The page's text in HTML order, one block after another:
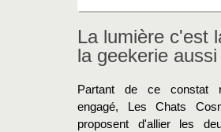
La lumière c'est
la geekerie aussi
Partant de ce constat
engagé, Les Chats
proposent d'allier les